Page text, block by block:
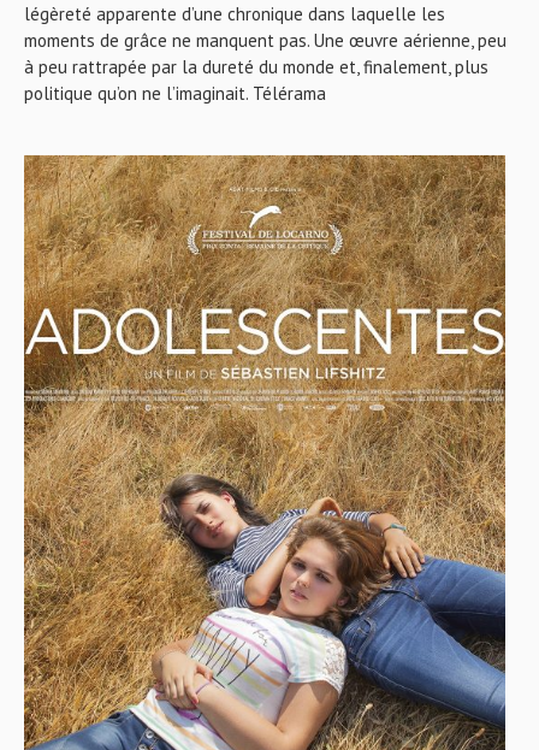
légèreté apparente d’une chronique dans laquelle les
moments de grâce ne manquent pas. Une œuvre aérienne, peu
à peu rattrapée par la dureté du monde et, finalement, plus
politique qu’on ne l’imaginait. Télérama